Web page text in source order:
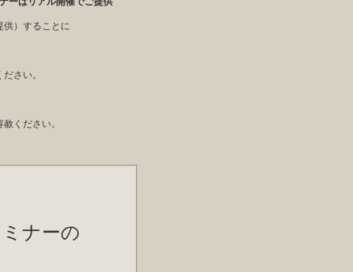
供）することに
さい。
ください。
て
ナーの